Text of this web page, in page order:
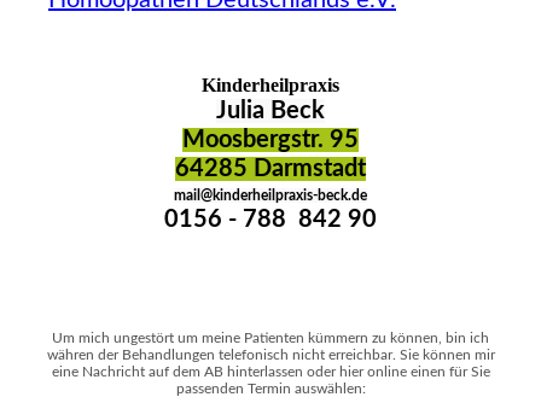
Kinderheilpraxis
Julia Beck
Moosbergstr. 95
64285 Darmstadt
mail@kinderheilpraxis-beck.de
0156 - 788 842 90
Um mich ungestört um meine Patienten kümmern zu können, bin ich
währen der Behandlungen telefonisch nicht erreichbar. Sie können mir
eine Nachricht auf dem AB hinterlassen oder hier online einen für Sie
passenden Termin auswählen: